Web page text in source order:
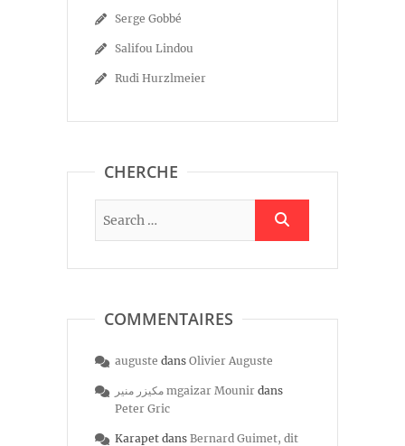
Serge Gobbé
Salifou Lindou
Rudi Hurzlmeier
CHERCHE
COMMENTAIRES
auguste dans Olivier Auguste
مكيزر منير mgaizar Mounir dans
Peter Gric
Karapet dans Bernard Guimet, dit